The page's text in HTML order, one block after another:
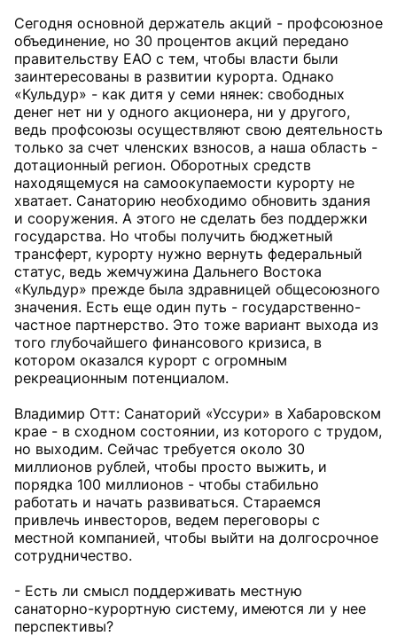
Сегодня основной держатель акций - профсоюзное
объединение, но 30 процентов акций передано
правительству ЕАО с тем, чтобы власти были
заинтересованы в развитии курорта. Однако
«Кульдур» - как дитя у семи нянек: свободных
денег нет ни у одного акционера, ни у другого,
ведь профсоюзы осуществляют свою деятельность
только за счет членских взносов, а наша область -
дотационный регион. Оборотных средств
находящемуся на самоокупаемости курорту не
хватает. Санаторию необходимо обновить здания
и сооружения. А этого не сделать без поддержки
государства. Но чтобы получить бюджетный
трансферт, курорту нужно вернуть федеральный
статус, ведь жемчужина Дальнего Востока
«Кульдур» прежде была здравницей общесоюзного
значения. Есть еще один путь - государственно-
частное партнерство. Это тоже вариант выхода из
того глубочайшего финансового кризиса, в
котором оказался курорт с огромным
рекреационным потенциалом.
Владимир Отт: Санаторий «Уссури» в Хабаровском
крае - в сходном состоянии, из которого с трудом,
но выходим. Сейчас требуется около 30
миллионов рублей, чтобы просто выжить, и
порядка 100 миллионов - чтобы стабильно
работать и начать развиваться. Стараемся
привлечь инвесторов, ведем переговоры с
местной компанией, чтобы выйти на долгосрочное
сотрудничество.
- Есть ли смысл поддерживать местную
санаторно-курортную систему, имеются ли у нее
перспективы?